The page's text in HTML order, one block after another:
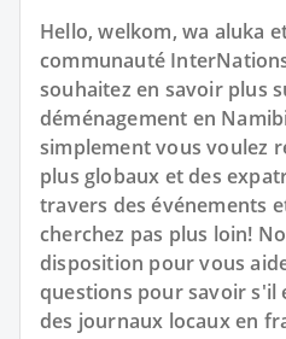
Hello, welkom, wa aluka
communauté
souhaitez en savoir plus
déménagement en
simplement vous voulez
plus globaux et des
travers des événements
cherchez pas plus loin!
disposition pour vous
questions pour savoir s'il
des journaux locaux en